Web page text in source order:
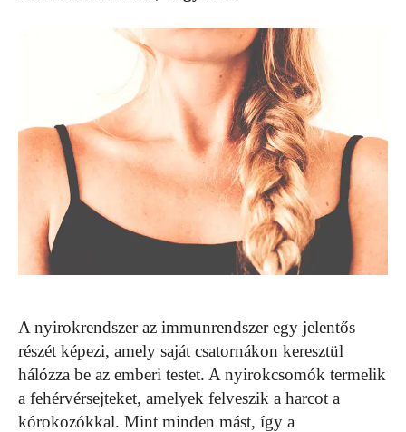
A nyirokrendszer az immunrendszer egy jelentős
részét képezi, amely saját csatornákon keresztül
hálózza be az emberi testet. A nyirokcsomók termelik
a fehérvérsejteket, amelyek felveszik a harcot a
kórokozókkal. Mint minden mást, így a